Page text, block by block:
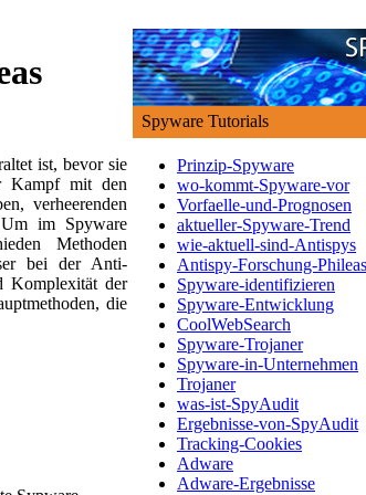
ist, bevor sie
Kampf mit den
verheerenden
im Spyware
Methoden
bei der Anti-
Komplexität der
die
Spyware Tutorials
Prinzip-Spyware
wo-kommt-Spyware-vor
Vorfaelle-und-Prognosen
aktueller-Spyware-Trend
wie-aktuell-sind-Antispys
Antispy-Forschung-Phileas
Spyware-identifizieren
Spyware-Entwicklung
CoolWebSearch
Spyware-Trojaner
Spyware-in-Unternehmen
Trojaner
was-ist-SpyAudit
Ergebnisse-von-SpyAudit
Tracking-Cookies
Adware
Adware-Ergebnisse